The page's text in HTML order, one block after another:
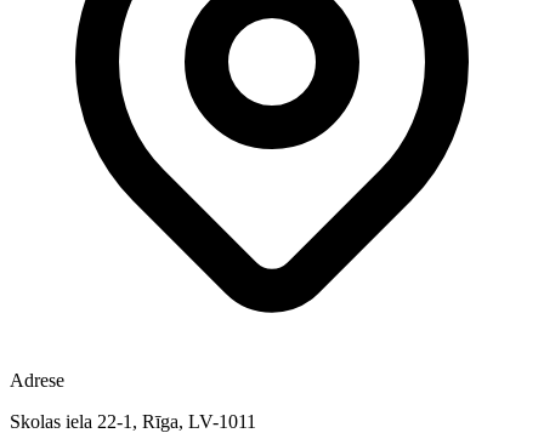
Adrese
Skolas iela 22-1, Rīga, LV-1011